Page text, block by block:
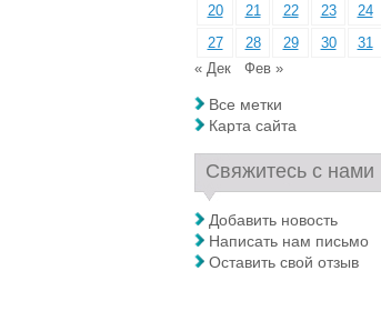
20
21 22 23 24
27
28 29 30
31
« Дек
Фев »
Все метки
Карта сайта
Свяжитесь с нами
Добавить новость
Написать нам письмо
Оставить свой отзыв